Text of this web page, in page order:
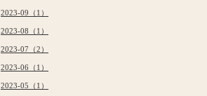
2023-09（1）
2023-08（1）
2023-07（2）
2023-06（1）
2023-05（1）